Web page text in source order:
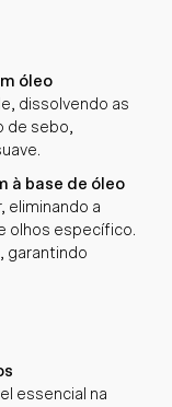
óleo
dissolvendo as
de sebo,
à base de óleo
eliminando a
olhos específico.
garantindo
essencial na